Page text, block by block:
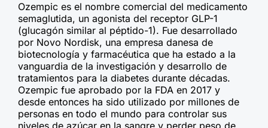
Ozempic es el nombre comercial del medicamento
semaglutida, un agonista del receptor GLP-1
(glucagón similar al péptido-1). Fue desarrollado
por Novo Nordisk, una empresa danesa de
biotecnología y farmacéutica que ha estado a la
vanguardia de la investigación y desarrollo de
tratamientos para la diabetes durante décadas.
Ozempic fue aprobado por la FDA en 2017 y
desde entonces ha sido utilizado por millones de
personas en todo el mundo para controlar sus